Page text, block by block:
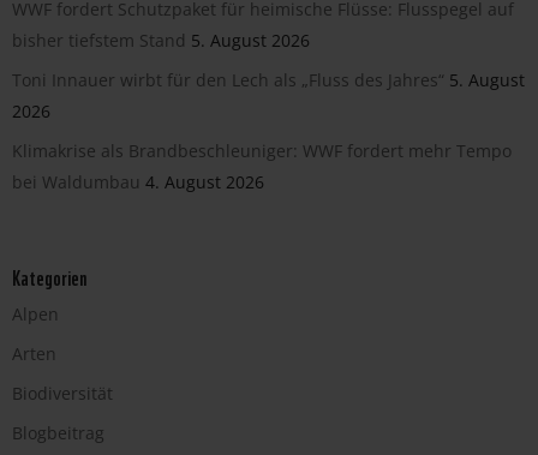
WWF fordert Schutzpaket für heimische Flüsse: Flusspegel auf
bisher tiefstem Stand 5. August 2026
Toni Innauer wirbt für den Lech als „Fluss des Jahres“ 5. August
2026
Klimakrise als Brandbeschleuniger: WWF fordert mehr Tempo
bei Waldumbau 4. August 2026
Kategorien
Alpen
Arten
Biodiversität
Blogbeitrag